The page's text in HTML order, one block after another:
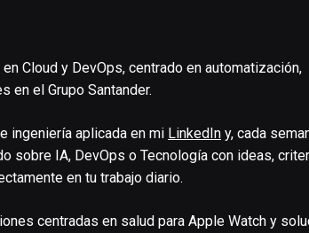
Cloud y DevOps, centrado en automatización,
en el Grupo Santander.
ingeniería aplicada en mi LinkedIn y, cada
sobre IA, DevOps o Tecnología con ideas,
en tu trabajo diario.
centradas en salud para Apple Watch y